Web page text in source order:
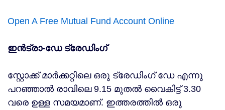
Open A Free Mutual Fund Account Online
ഇന്‍ട്രാ-ഡേ ട്രേഡിംഗ്
സ്റ്റോക്ക് മാര്‍ക്കറ്റിലെ ഒരു ട്രേഡിംഗ് ഡേ എന്നു
പറഞ്ഞാല്‍ രാവിലെ 9.15 മുതല്‍ വൈകിട്ട് 3.30
വരെ ഉള്ള സമയമാണ്. ഇത്തരത്തില്‍ ഒരു